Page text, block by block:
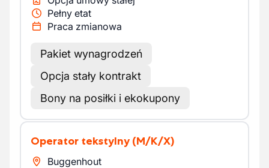
Pełny etat
Praca zmianowa
Pakiet wynagrodzeń
Opcja stały kontrakt
Bony na posiłki i ekokupony
Operator tekstylny (M/K/X)
Buggenhout